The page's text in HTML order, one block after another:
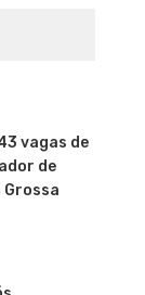
vagas de
de
Grossa